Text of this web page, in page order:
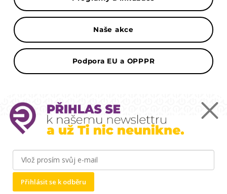
Naše akce
Podpora EU a OPPPR
Mapa
Podnikatelský inkubátor ČZU Point One -
Kamýcká 1281, 165 00 Praha-Suchdol
Přihlásit se k odběru